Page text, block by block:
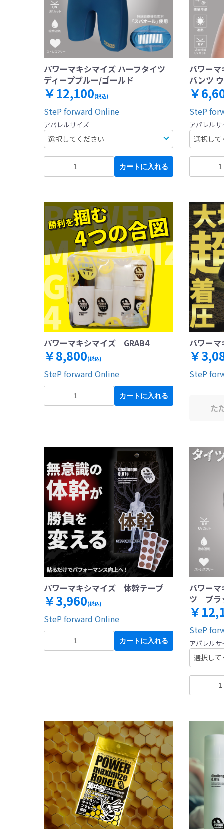
パワーマキシマイズ ハーフタイツ
ディープブルー/ゴールド
￥12,100(税込)
SteP forward Online
アパレルサイズ
カートに入れる
パワー
パンツ
￥
SteP
アパレルサ
パワーマキシマイズ GRAB4
￥8,800(税込)
SteP forward Online
カートに入れる
パワー
￥
SteP
た
パワーマキシマイズ 体幹テープ
￥3,960(税込)
SteP forward Online
カートに入れる
パワー
ツ ブラ
￥
SteP
アパレルサ